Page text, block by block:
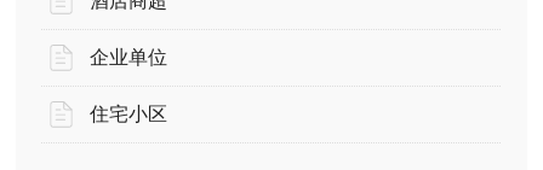
企业单位
住宅小区